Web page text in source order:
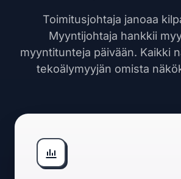
Toimitusjohtaja janoaa
Myyntijohtaja hankkii
myyntitunteja päivään. Kaikki
tekoälymyyjän omista